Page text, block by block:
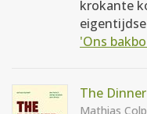
krokante
'Ons
The
Mathias